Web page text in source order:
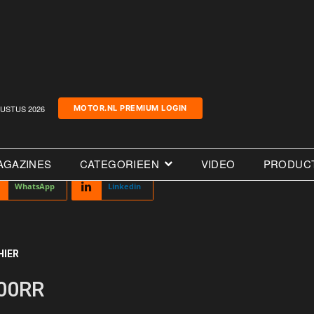
2026 MOTOR.NL PREMIUM LOGIN
CATEGORIEEN VIDEO
WhatsApp Linkedin